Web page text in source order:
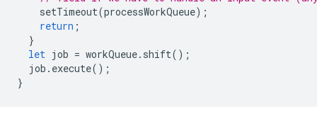
setTimeout(processWorkQueue);
return ;
}
let job = workQueue. shift();
job . execute();
}